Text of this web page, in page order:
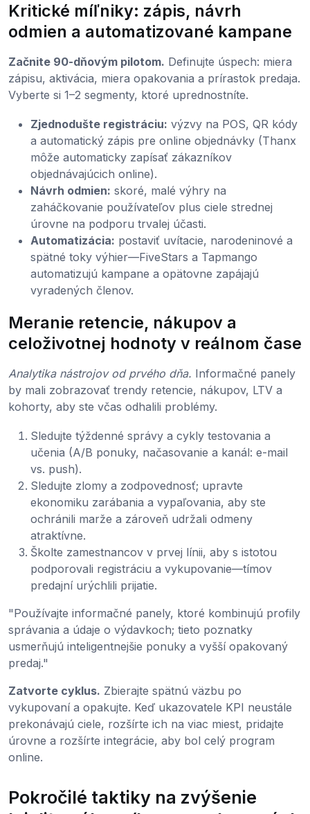
Kritické míľniky: zápis, návrh
odmien a automatizované kampane
Začnite 90-dňovým pilotom. Definujte úspech: miera
zápisu, aktivácia, miera opakovania a prírastok predaja.
Vyberte si 1–2 segmenty, ktoré uprednostníte.
Zjednodušte registráciu: výzvy na POS, QR kódy
a automatický zápis pre online objednávky (Thanx
môže automaticky zapísať zákazníkov
objednávajúcich online).
Návrh odmien: skoré, malé výhry na
zaháčkovanie používateľov plus ciele strednej
úrovne na podporu trvalej účasti.
Automatizácia: postaviť uvítacie, narodeninové a
spätné toky výhier—FiveStars a Tapmango
automatizujú kampane a opätovne zapájajú
vyradených členov.
Meranie retencie, nákupov a
celoživotnej hodnoty v reálnom čase
Analytika nástrojov od prvého dňa. Informačné panely
by mali zobrazovať trendy retencie, nákupov, LTV a
kohorty, aby ste včas odhalili problémy.
Sledujte týždenné správy a cykly testovania a
učenia (A/B ponuky, načasovanie a kanál: e-mail
vs. push).
Sledujte zlomy a zodpovednosť; upravte
ekonomiku zarábania a vypaľovania, aby ste
ochránili marže a zároveň udržali odmeny
atraktívne.
Školte zamestnancov v prvej línii, aby s istotou
podporovali registráciu a vykupovanie—tímov
predajní urýchlili prijatie.
"Používajte informačné panely, ktoré kombinujú profily
správania a údaje o výdavkoch; tieto poznatky
usmerňujú inteligentnejšie ponuky a vyšší opakovaný
predaj."
Zatvorte cyklus. Zbierajte spätnú väzbu po
vykupovaní a opakujte. Keď ukazovatele KPI neustále
prekonávajú ciele, rozšírte ich na viac miest, pridajte
úrovne a rozšírte integrácie, aby bol celý program
online.
Pokročilé taktiky na zvýšenie